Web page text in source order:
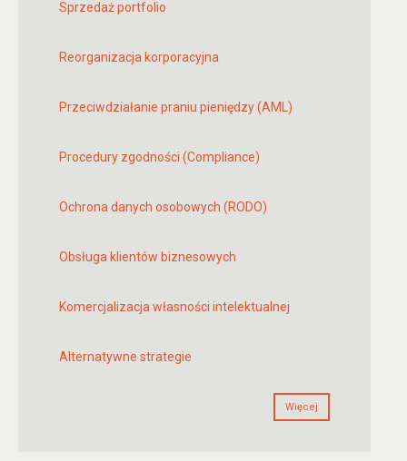
Sprzedaż portfolio
Reorganizacja korporacyjna
Przeciwdziałanie praniu pieniędzy (AML)
Procedury zgodności (Compliance)
Ochrona danych osobowych (RODO)
Obsługa klientów biznesowych
Komercjalizacja własności intelektualnej
Alternatywne strategie
Więcej